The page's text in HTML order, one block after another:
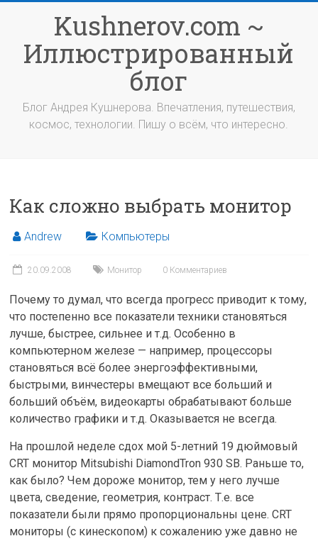
содержимомуKushnerov.com ~
Иллюстрированный
блог
Блог Андрея Кушнерова. Впечатления, путешествия,
космос, технологии. Пишу о всём, что интересно.
Как сложно выбрать монитор
Andrew Компьютеры
20.09.2008 Монитор 0 Комментариев
Почему то думал, что всегда прогресс приводит к тому,
что постепенно все показатели техники становяться
лучше, быстрее, сильнее и т.д. Особенно в
компьютерном железе — например, процессоры
становяться всё более энергоэффективными,
быстрыми, винчестеры вмещают все больший и
больший объём, видеокарты обрабатывают больше
количество графики и т.д. Оказывается не всегда.
На прошлой неделе сдох мой 5-летний 19 дюймовый
CRT монитор Mitsubishi DiamondTron 930 SB. Раньше то,
как было? Чем дороже монитор, тем у него лучше
цвета, сведение, геометрия, контраст. Т.е. все
показатели были прямо пропорциональны цене. CRT
мониторы (с кинескопом) к сожалению уже давно не